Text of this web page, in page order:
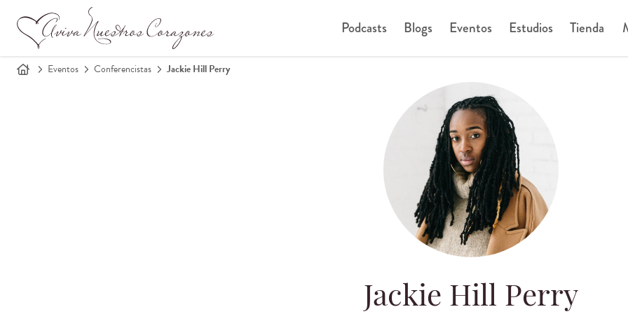
Podcasts Blogs Eventos Estudios Tienda
Eventos Conferencistas Jackie Hill Perry
Jackie Hill Perry